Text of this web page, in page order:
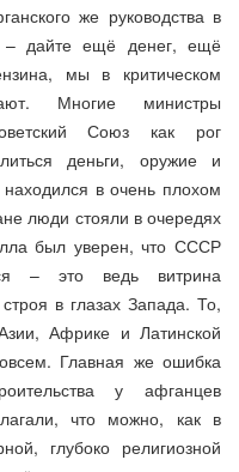
же руководства в
– дайте ещё денег, ещё
мы в критическом
Многие министры
Союз как рог
деньги, оружие и
в очень плохом
люди стояли в очередях
был уверен, что СССР
– это ведь витрина
в глазах Запада. То,
Африке и Латинской
Главная же ошибка
у афганцев
что можно, как в
глубоко религиозной